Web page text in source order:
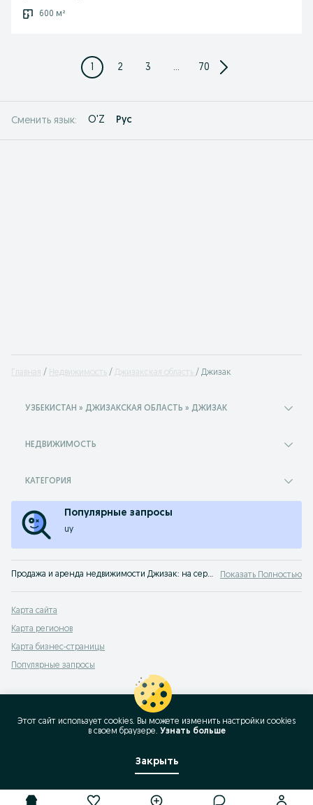
600 м²
1 2 3 ... 70
Сменить язык: O'Z Рус
Главная Недвижимость Джизакская область Джизак
УЗБЕКИСТАН » ДЖИЗАКСКАЯ ОБЛАСТЬ » ДЖИЗАК
НЕДВИЖИМОСТЬ
КАТЕГОРИЯ
Популярные запросы
uy
Продажа и аренда недвижимости Джизак: на сервисе объявлений OLX.uz Джизак можно выгодно продать или купить недвижимость! OLX знает все о покупке жилья! Показать Полностью
Карта сайта
Карта регионов
Карта бизнес-страницы
Популярные запросы
Этот сайт использует cookies. Вы можете изменить настройки cookies
в своeм браузере. Узнать больше
Закрыть